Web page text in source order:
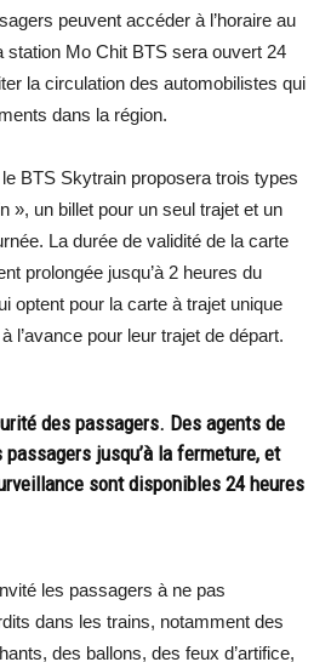
peuvent accéder à l’horaire au
station Mo Chit BTS sera ouvert 24
la circulation des automobilistes qui
dans la région.
BTS Skytrain proposera trois types
», un billet pour un seul trajet et un
La durée de validité de la carte
prolongée jusqu’à 2 heures du
optent pour la carte à trajet unique
l’avance pour leur trajet de départ.
des passagers. Des agents de
jusqu’à la fermeture, et
sont disponibles 24 heures
les passagers à ne pas
dans les trains, notamment des
des ballons, des feux d’artifice,